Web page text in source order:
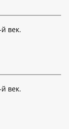
век.
век.